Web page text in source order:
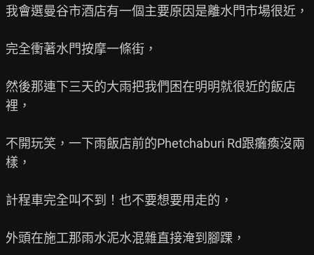
我會選曼谷市酒店有一個主要原因是離水門市場很近，
完全衝著水門按摩一條街，
然後那連下三天的大雨把我們困在明明就很近的飯店
裡，
不開玩笑，一下雨飯店前的Phetchaburi Rd跟癱瘓沒兩
樣，
計程車完全叫不到！也不要想要用走的，
外頭在施工那雨水泥水混雜直接淹到腳踝，